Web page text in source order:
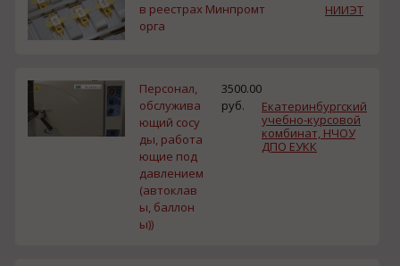
в реестрах Минпромт
орга
НИИЭТ
Персонал,
обслужива
ющий сосу
ды, работа
ющие под
давлением
(автоклав
ы, баллон
ы))
3500.00
руб.
Екатеринбургский
учебно-курсовой
комбинат, НЧОУ
ДПО ЕУКК